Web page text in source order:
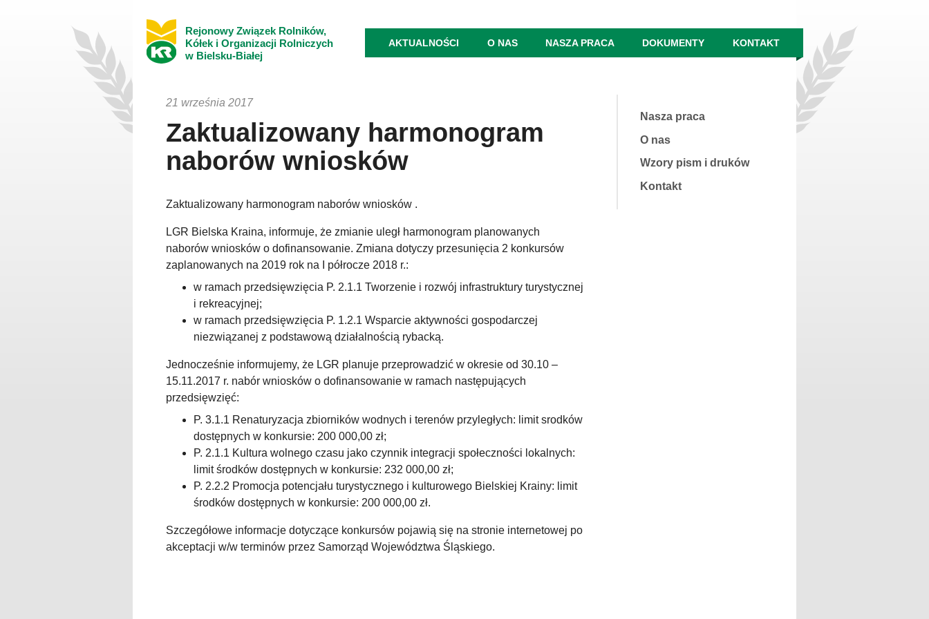
Rejonowy Związek Rolników,
Kółek i Organizacji Rolniczych
w Bielsku-Białej
AKTUALNOŚCI O NAS NASZA PRACA DOKUMENTY KONTAKT
Nasza praca
O nas
Wzory pism i druków
Kontakt
21 września 2017
Zaktualizowany harmonogram
naborów wniosków
Zaktualizowany harmonogram naborów wniosków .
LGR Bielska Kraina, informuje, że zmianie uległ harmonogram planowanych
naborów wniosków o dofinansowanie. Zmiana dotyczy przesunięcia 2 konkursów
zaplanowanych na 2019 rok na I półrocze 2018 r.:
w ramach przedsięwzięcia P. 2.1.1 Tworzenie i rozwój infrastruktury turystycznej
i rekreacyjnej;
w ramach przedsięwzięcia P. 1.2.1 Wsparcie aktywności gospodarczej
niezwiązanej z podstawową działalnością rybacką.
Jednocześnie informujemy, że LGR planuje przeprowadzić w okresie od 30.10 –
15.11.2017 r. nabór wniosków o dofinansowanie w ramach następujących
przedsięwzięć:
P. 3.1.1 Renaturyzacja zbiorników wodnych i terenów przyległych: limit srodków
dostępnych w konkursie: 200 000,00 zł;
P. 2.1.1 Kultura wolnego czasu jako czynnik integracji społeczności lokalnych:
limit środków dostępnych w konkursie: 232 000,00 zł;
P. 2.2.2 Promocja potencjału turystycznego i kulturowego Bielskiej Krainy: limit
środków dostępnych w konkursie: 200 000,00 zł.
Szczegółowe informacje dotyczące konkursów pojawią się na stronie internetowej po
akceptacji w/w terminów przez Samorząd Województwa Śląskiego.